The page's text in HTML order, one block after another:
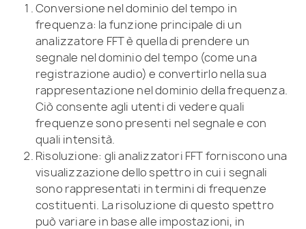
Conversione nel dominio del tempo in
frequenza: la funzione principale di un
analizzatore FFT è quella di prendere un
segnale nel dominio del tempo (come una
registrazione audio) e convertirlo nella sua
rappresentazione nel dominio della frequenza.
Ciò consente agli utenti di vedere quali
frequenze sono presenti nel segnale e con
quali intensità.
Risoluzione: gli analizzatori FFT forniscono una
visualizzazione dello spettro in cui i segnali
sono rappresentati in termini di frequenze
costituenti. La risoluzione di questo spettro
può variare in base alle impostazioni, in